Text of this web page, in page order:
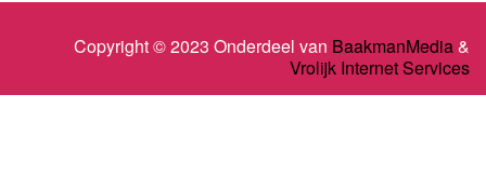
Copyright © 2023 Onderdeel van BaakmanMedia&
Vrolijk Internet Services